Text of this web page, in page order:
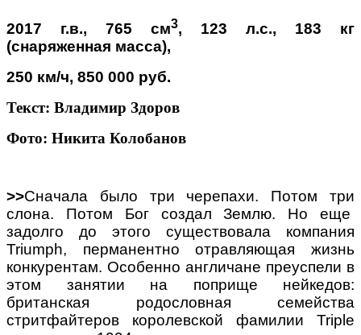
2017 г.в., 765 см3, 123 л.с., 183 кг
(снаряженная масса),
250 км/ч, 850 000 руб.
Текст: Владимир Здоров
Фото: Никита Колобанов
>>Сначала было три черепахи. Потом три
слона. Потом Бог создал Землю. Но еще
задолго до этого существовала компания
Triumph, перманентно отравляющая жизнь
конкурентам. Особенно англичане преуспели в
этом занятии на поприще нейкедов:
британская родословная семейства
стритфайтеров королевской фамилии Triple